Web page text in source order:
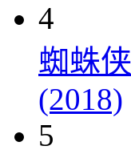
4
蜘蛛
(2018)
5